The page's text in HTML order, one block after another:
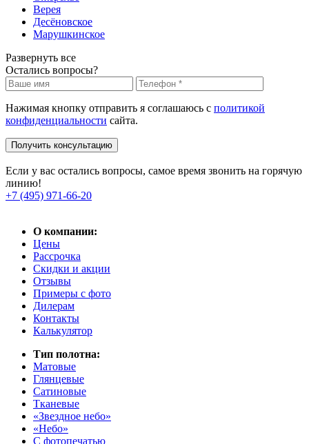
Верея
Десёновское
Марушкинское
Развернуть все
Остались вопросы?
Нажимая кнопку отправить я соглашаюсь с политикой
конфиденциальности сайта.
Получить консультацию
Если у вас остались вопросы, самое время звонить на горячую
линию!
+7 (495) 971-66-20
О компании:
Цены
Рассрочка
Скидки и акции
Отзывы
Примеры с фото
Дилерам
Контакты
Калькулятор
Тип полотна:
Матовые
Глянцевые
Сатиновые
Тканевые
«Звездное небо»
«Небо»
С фотопечатью